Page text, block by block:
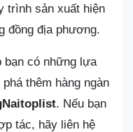
trình sản xuất hiện
đồng địa phương.
bạn có những lựa
thêm hàng ngàn
. Nếu bạn
tác, hãy liên hệ